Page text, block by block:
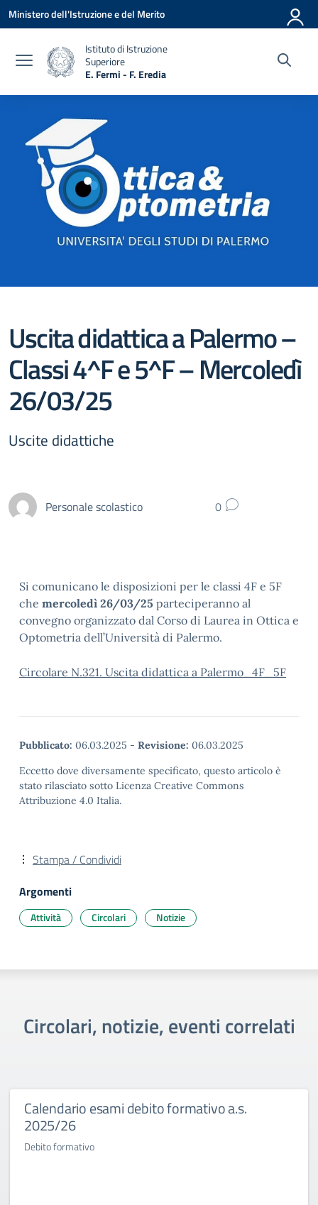
Vai ai contenuti
Vai al menu di navigazione
Vai al footer
Ministero dell'Istruzione e del Merito
Istituto di Istruzione
Superiore
E. Fermi - F. Eredia
Uscita didattica a Palermo –
Classi 4^F e 5^F – Mercoledì
26/03/25
Uscite didattiche
Personale scolastico 0
Si comunicano le disposizioni per le classi 4F e 5F
che mercoledì 26/03/25 parteciperanno al
convegno organizzato dal Corso di Laurea in Ottica e
Optometria dell’Università di Palermo.
Circolare N.321. Uscita didattica a Palermo_4F_5F
Pubblicato: 06.03.2025 - Revisione: 06.03.2025
Eccetto dove diversamente specificato, questo articolo è
stato rilasciato sotto Licenza Creative Commons
Attribuzione 4.0 Italia.
Stampa / Condividi
Argomenti
Attività Circolari Notizie
Circolari, notizie, eventi correlati
Calendario esami debito formativo a.s.
2025/26
Debito formativo